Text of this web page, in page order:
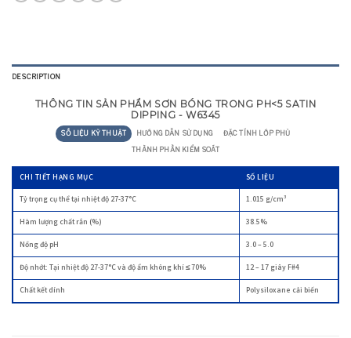
DESCRIPTION
THÔNG TIN SẢN PHẨM SƠN BÓNG TRONG PH<5 SATIN
DIPPING - W6345
SỐ LIỆU KỸ THUẬT HƯỚNG DẪN SỬ DỤNG ĐẶC TÍNH LỚP PHỦ
THÀNH PHẦN KIỂM SOÁT
CHI TIẾT HẠNG MỤC
SỐ LIỆU
Tỷ trọng cụ thể tại nhiệt độ 27-37°C
1.015 g/cm³
Hàm lượng chất rắn (%) 38.5%
Nồng độ pH 3.0 – 5.0
Độ nhớt: Tại nhiệt độ 27-37°C và độ ẩm không khí ≤ 70% 12 – 17 giây F#4
Chất kết dính Polysiloxane cải biến